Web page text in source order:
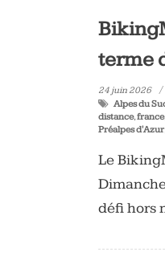
terme
24 juin 2026
Alpes du
distance,france
Préalpes d'Azur
Le
défi hors